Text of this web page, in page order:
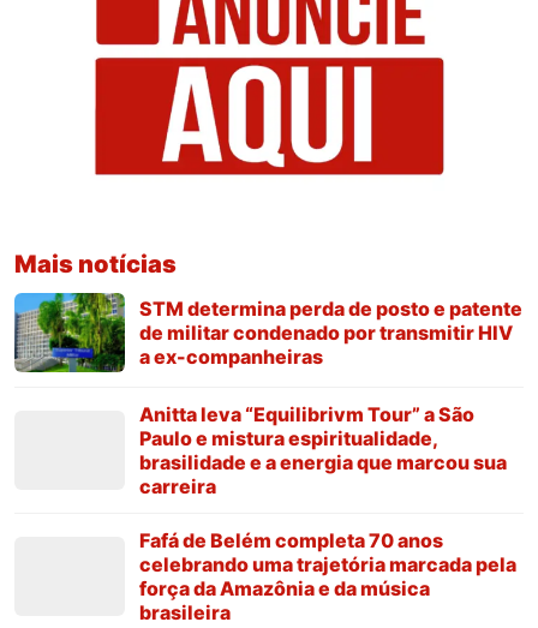
Mais notícias
STM determina perda de posto e patente
de militar condenado por transmitir HIV
a ex-companheiras
Anitta leva “Equilibrivm Tour” a São
Paulo e mistura espiritualidade,
brasilidade e a energia que marcou sua
carreira
Fafá de Belém completa 70 anos
celebrando uma trajetória marcada pela
força da Amazônia e da música
brasileira